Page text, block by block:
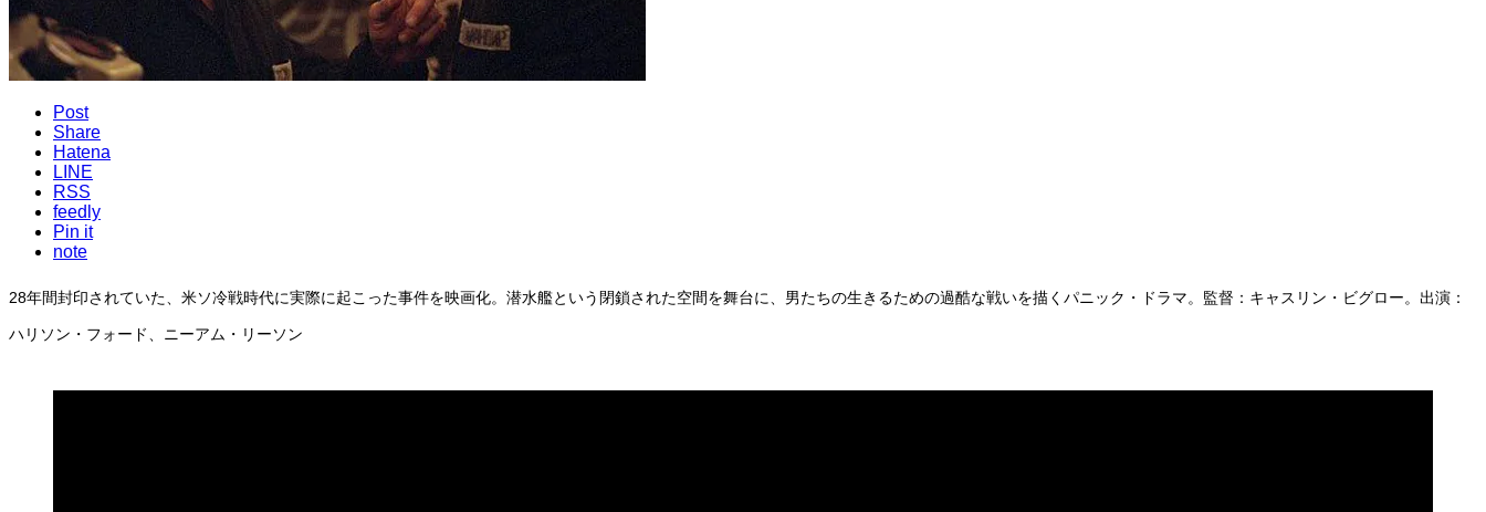
Post
Share
Hatena
LINE
RSS
feedly
Pin it
note
28年間封印されていた、米ソ冷戦時代に実際に起こった事件を映画化。潜水艦という閉鎖された空間を舞台に、男たちの生きるための過酷な戦いを描くパニック・ドラマ。監督：キャスリン・ビグロー。出演：
ハリソン・フォード、ニーアム・リーソン